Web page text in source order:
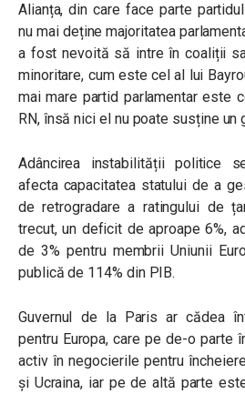
Alianța, din care face parte
nu mai deține majoritatea
a fost nevoită să intre în coaliții
minoritare, cum este cel al lui
mai mare partid parlamentar este
RN, însă nici el nu poate susține un
Adâncirea instabilității politice
afecta capacitatea statului de a
de retrogradare a ratingului de
trecut, un deficit de aproape 6%,
de 3% pentru membrii Uniunii
publică de 114% din PIB.
Guvernul de la Paris ar cădea
pentru Europa, care pe de-o parte
activ în negocierile pentru
și Ucraina, iar pe de altă parte